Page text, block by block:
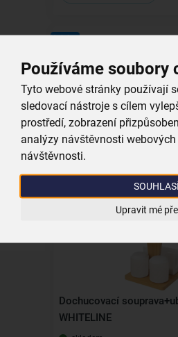
Používáme soubory
Tyto webové stránky používají
sledovací nástroje s cílem
prostředí, zobrazení
analýzy návštěvnosti
návštěvnosti.
Upravit mé
Kolekce
Hrnek WHITELINE 0,25 l
89,00 Kč
Vložit do košíku
Dochucovací
WHITELINE